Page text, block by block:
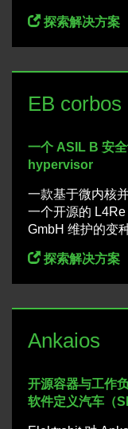
探索解决方案
EB
一个 ASIL B 安
hypervisor
一款基于微内核
一个开源的
GmbH 维护的变
探索解决方案
Ankaios
开源容器与工作
软件定义汽车（